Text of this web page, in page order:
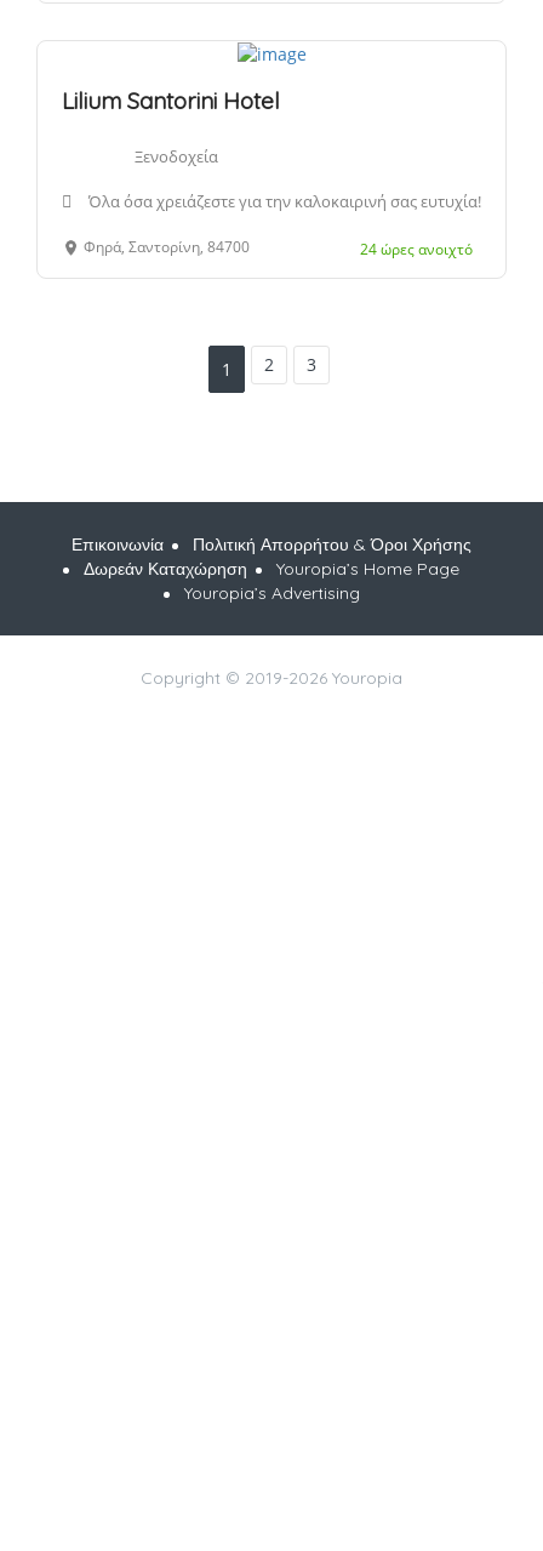
Lilium Santorini Hotel
Ξενοδοχεία
Όλα όσα χρειάζεστε για την καλοκαιρινή σας ευτυχία!
Φηρά, Σαντορίνη, 84700 24 ώρες ανοιχτό
1 2 3
Επικοινωνία
Πολιτική Απορρήτου & Όροι Χρήσης
Δωρεάν Καταχώρηση
Youropia’s Home Page
Youropia’s Advertising
Copyright © 2019-2026 Youropia